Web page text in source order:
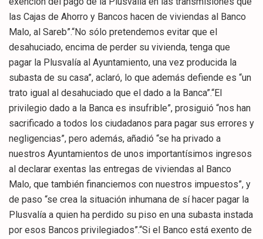
las Cajas de Ahorro y Bancos hacen de viviendas al Banco
Malo, al Sareb”.“No sólo pretendemos evitar que el
desahuciado, encima de perder su vivienda, tenga que
pagar la Plusvalía al Ayuntamiento, una vez producida la
subasta de su casa”, aclaró, lo que además defiende es “un
trato igual al desahuciado que el dado a la Banca”.“El
privilegio dado a la Banca es insufrible”, prosiguió “nos han
sacrificado a todos los ciudadanos para pagar sus errores y
negligencias”, pero además, añadió “se ha privado a
nuestros Ayuntamientos de unos importantísimos ingresos
al declarar exentas las entregas de viviendas al Banco
Malo, que también financiemos con nuestros impuestos”, y
de paso “se crea la situación inhumana de sí hacer pagar la
Plusvalía a quien ha perdido su piso en una subasta instada
por esos Bancos privilegiados”.“Si el Banco está exento de